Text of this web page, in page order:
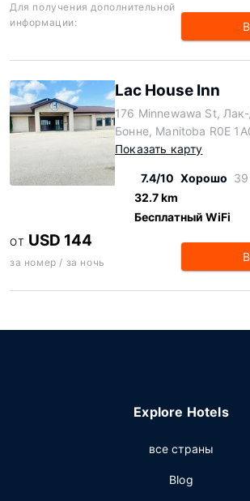
Для получения дополнительной
информации:
Lac House Inn
176 Minnewawa St,
Бонне, Manitoba R0E
Показать карту
7.4/10 Хорошо
32.7 km
Бесплатный WiFi
ОТ USD 144
за номер / за ночь
Explore Hotels
все страны
Blog